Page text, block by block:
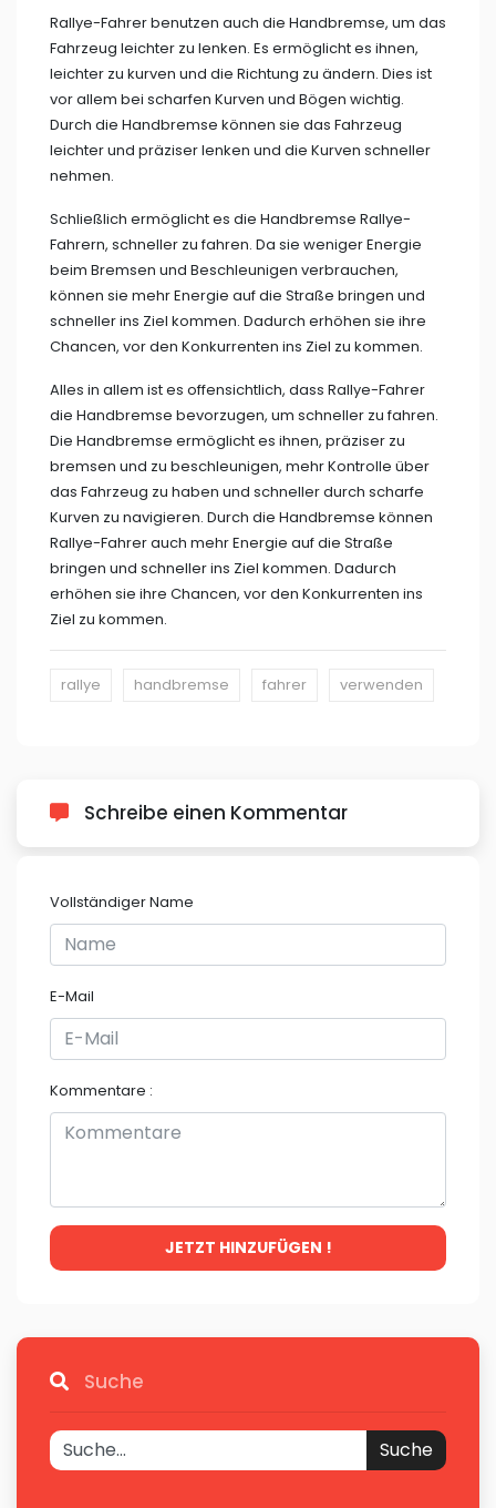
Rallye-Fahrer benutzen auch die Handbremse, um das
Fahrzeug leichter zu lenken. Es ermöglicht es ihnen,
leichter zu kurven und die Richtung zu ändern. Dies ist
vor allem bei scharfen Kurven und Bögen wichtig.
Durch die Handbremse können sie das Fahrzeug
leichter und präziser lenken und die Kurven schneller
nehmen.
Schließlich ermöglicht es die Handbremse Rallye-
Fahrern, schneller zu fahren. Da sie weniger Energie
beim Bremsen und Beschleunigen verbrauchen,
können sie mehr Energie auf die Straße bringen und
schneller ins Ziel kommen. Dadurch erhöhen sie ihre
Chancen, vor den Konkurrenten ins Ziel zu kommen.
Alles in allem ist es offensichtlich, dass Rallye-Fahrer
die Handbremse bevorzugen, um schneller zu fahren.
Die Handbremse ermöglicht es ihnen, präziser zu
bremsen und zu beschleunigen, mehr Kontrolle über
das Fahrzeug zu haben und schneller durch scharfe
Kurven zu navigieren. Durch die Handbremse können
Rallye-Fahrer auch mehr Energie auf die Straße
bringen und schneller ins Ziel kommen. Dadurch
erhöhen sie ihre Chancen, vor den Konkurrenten ins
Ziel zu kommen.
rallye handbremse fahrer verwenden
Schreibe einen Kommentar
Vollständiger Name
E-Mail
Kommentare :
JETZT HINZUFÜGEN !
Suche
Suche